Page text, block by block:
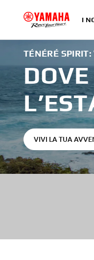
I
TÉNÉRÉ
VIVI LA TUA